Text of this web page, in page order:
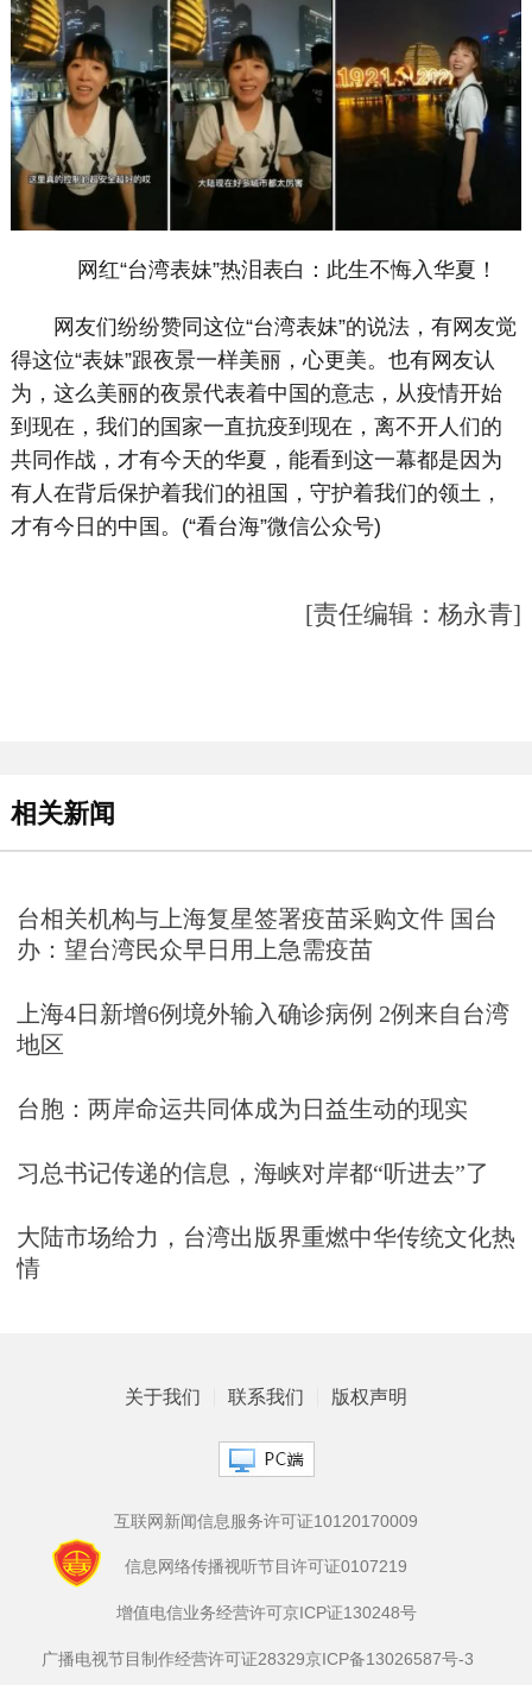
网红“台湾表妹”热泪表白：此生不悔入华夏！
网友们纷纷赞同这位“台湾表妹”的说法，有网友觉
得这位“表妹”跟夜景一样美丽，心更美。也有网友认
为，这么美丽的夜景代表着中国的意志，从疫情开始
到现在，我们的国家一直抗疫到现在，离不开人们的
共同作战，才有今天的华夏，能看到这一幕都是因为
有人在背后保护着我们的祖国，守护着我们的领土，
才有今日的中国。(“看台海”微信公众号)
[责任编辑：杨永青]
相关新闻
台相关机构与上海复星签署疫苗采购文件 国台
办：望台湾民众早日用上急需疫苗
上海4日新增6例境外输入确诊病例 2例来自台湾
地区
台胞：两岸命运共同体成为日益生动的现实
习总书记传递的信息，海峡对岸都“听进去”了
大陆市场给力，台湾出版界重燃中华传统文化热
情
关于我们 联系我们 版权声明
互联网新闻信息服务许可证10120170009
信息网络传播视听节目许可证0107219
增值电信业务经营许可京ICP证130248号
广播电视节目制作经营许可证28329京ICP备13026587号-3